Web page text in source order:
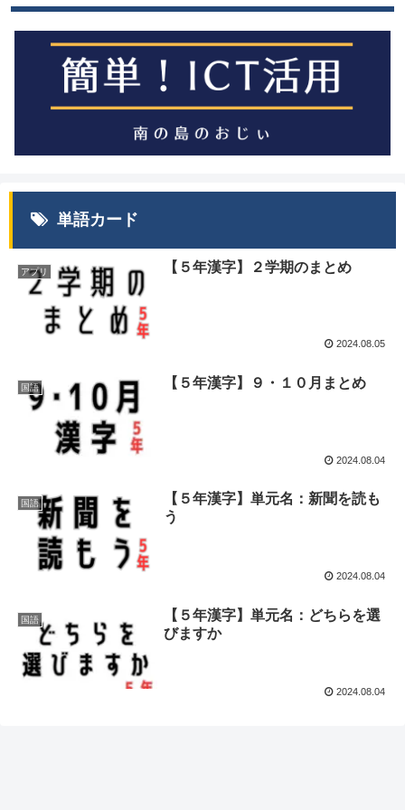
単語カード
アプリ 【５年漢字】２学期のまとめ
2024.08.05
国語 【５年漢字】９・１０月まとめ
2024.08.04
国語
【５年漢字】単元名：新聞を読も
う
2024.08.04
国語
【５年漢字】単元名：どちらを選
びますか
2024.08.04